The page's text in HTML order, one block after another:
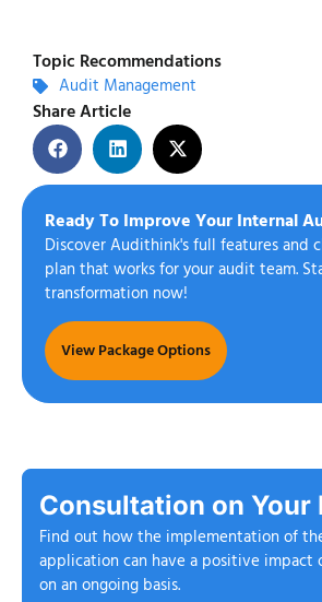
Topic Recommendations
Audit Management
Share Article
Ready To Improve Your Internal
Discover Audithink's full features and
plan that works for your audit team.
transformation now!
View Package Options
Find out how the implementation of
application can have a positive impact
on an ongoing basis.
Consultation on Your